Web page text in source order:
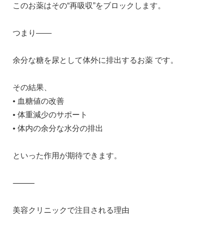
このお薬はその“再吸収”をブロックします。
つまり――
余分な糖を尿として体外に排出するお薬 です。
その結果、
• 血糖値の改善
• 体重減少のサポート
• 体内の余分な水分の排出
といった作用が期待できます。
⸻
美容クリニックで注目される理由